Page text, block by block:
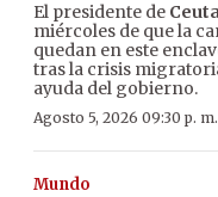
El presidente de
miércoles de que la
quedan en este
tras la crisis
ayuda del gobierno.
Agosto 5, 2026 09:30 p. m.
Mundo